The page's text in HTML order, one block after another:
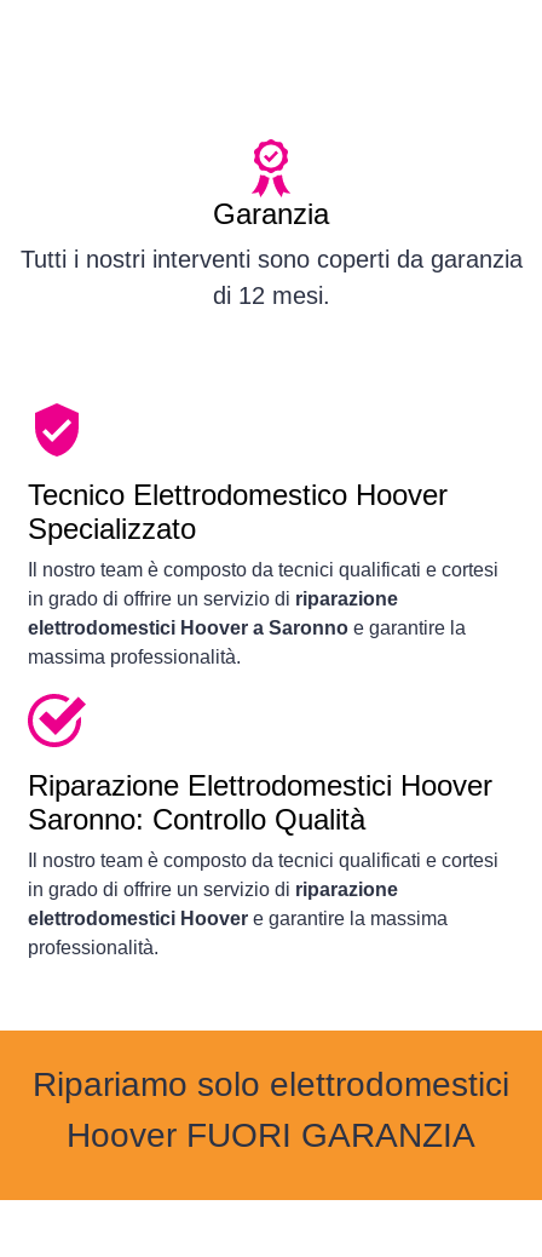
Garanzia
Tutti i nostri interventi sono coperti da garanzia
di 12 mesi.
Tecnico Elettrodomestico Hoover
Specializzato
Il nostro team è composto da tecnici qualificati e cortesi
in grado di offrire un servizio di riparazione
elettrodomestici Hoover a Saronno e garantire la
massima professionalità.
Riparazione Elettrodomestici Hoover
Saronno: Controllo Qualità
Il nostro team è composto da tecnici qualificati e cortesi
in grado di offrire un servizio di riparazione
elettrodomestici Hoover e garantire la massima
professionalità.
Ripariamo solo elettrodomestici
Hoover FUORI GARANZIA